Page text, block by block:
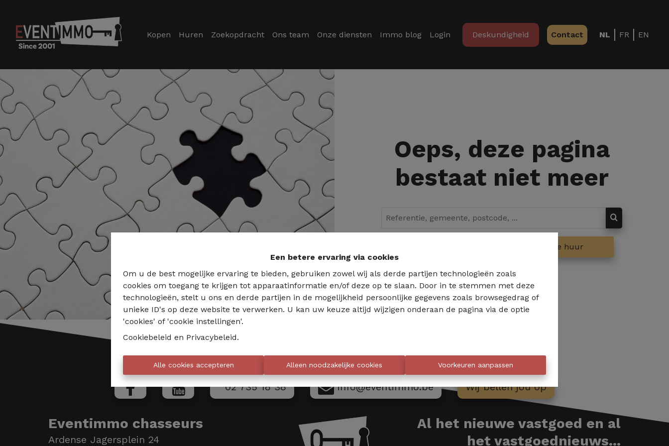
Een betere ervaring via cookies
Om u de best mogelijke ervaring te bieden, gebruiken zowel wij als derde partijen technologieën zoals
cookies om toegang te krijgen tot apparaatinformatie en/of deze op te slaan. Door in te stemmen met deze
technologieën, stelt u ons en derde partijen in de mogelijkheid persoonlijke gegevens zoals browsegedrag of
unieke ID's op deze website te verwerken. U kan uw keuze altijd wijzigen onderaan de pagina via de optie
'cookies' of 'cookie instellingen'.
Cookiebeleid en Privacybeleid.
Alle cookies accepteren Alleen noodzakelijke cookies Voorkeuren aanpassen
Kopen Huren Zoekopdracht Ons team Onze diensten Immo blog Login Deskundigheid Contact NL FR EN
Oeps, deze pagina
bestaat niet meer
Te huur
02 735 18 38 info@eventimmo.be Wij bellen jou op
Eventimmo chasseurs
Ardense Jagersplein 24
Al het nieuwe vastgoed en al
het vastgoednieuws...